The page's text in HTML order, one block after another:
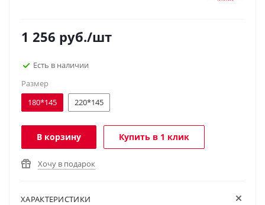
1 256 руб./шт
Есть в наличии
Размер
180*145
220*145
В корзину Купить в 1 клик
Хочу в подарок
ХАРАКТЕРИСТИКИ